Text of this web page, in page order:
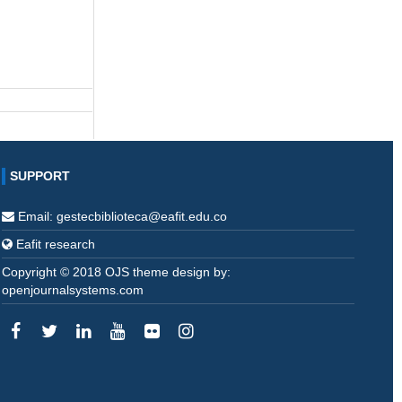
SUPPORT
Email: gestecbiblioteca@eafit.edu.co
Eafit research
Copyright © 2018 OJS theme design by:
openjournalsystems.com